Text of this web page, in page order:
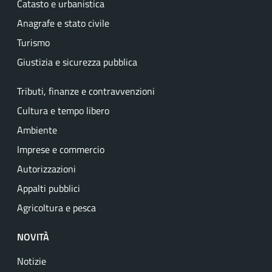
Catasto e urbanistica
Anagrafe e stato civile
Turismo
Giustizia e sicurezza pubblica
Tributi, finanze e contravvenzioni
Cultura e tempo libero
Ambiente
Imprese e commercio
Autorizzazioni
Appalti pubblici
Agricoltura e pesca
NOVITÀ
Notizie